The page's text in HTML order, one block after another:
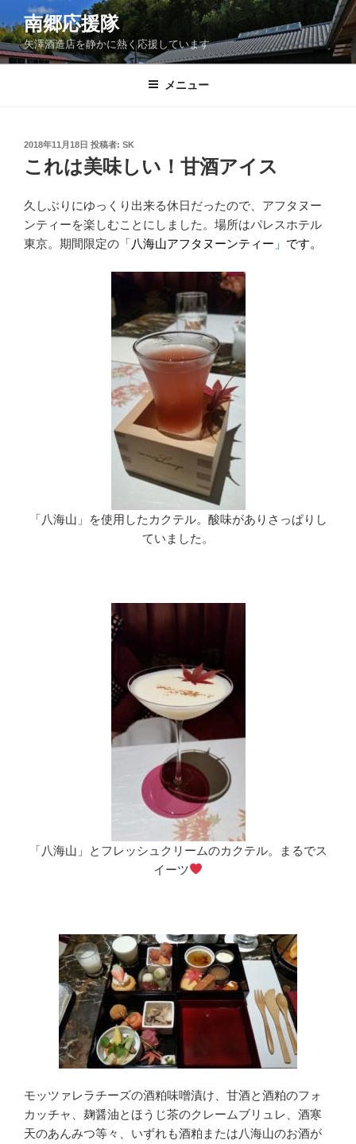
ン
テ
ン
南郷応援隊
矢澤酒造店を静かに熱く応援しています
メニュー
投
稿
日:
2018年11月18日 投稿者: SK
これは美味しい！甘酒アイス
久しぶりにゆっくり出来る休日だったので、アフタヌー
ンティーを楽しむことにしました。場所はパレスホテル
東京。期間限定の「八海山アフタヌーンティー 」 です。
「八海山」を使用したカクテル。酸味がありさっぱりし
ていました。
「八海山」とフレッシュクリームのカクテル。まるでス
イーツ
モッツァレラチーズの酒粕味噌漬け、甘酒と酒粕のフォ
カッチャ、麹醤油とほうじ茶のクレームブリュレ、酒寒
天のあんみつ等々、いずれも酒粕または八海山のお酒が